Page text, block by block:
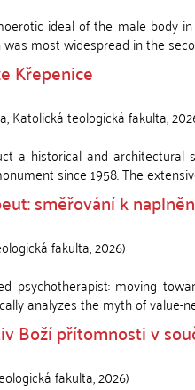
ideal of the male body
most widespread in the
Křepenice
Katolická teologická fakulta,
a historical and architectural
since 1958. The
směřování k
fakulta,2026)
psychotherapist: moving
analyzes the myth of value-
Boží přítomnosti v
fakulta,2026)